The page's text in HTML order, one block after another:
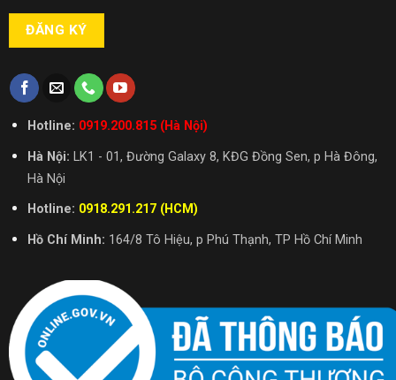
Hotline: 0919.200.815 (Hà Nội)
Hà Nội: LK1 - 01, Đường Galaxy 8, KĐG Đồng Sen, p Hà Đông,
Hà Nội
Hotline: 0918.291.217 (HCM)
Hồ Chí Minh: 164/8 Tô Hiệu, p Phú Thạnh, TP Hồ Chí Minh